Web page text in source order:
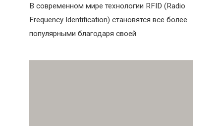
В современном мире технологии RFID (Radio
Frequency Identification) становятся все более
популярными благодаря своей